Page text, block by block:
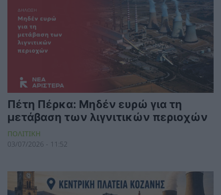
Πέτη Πέρκα: Μηδέν ευρώ για τη
μετάβαση των λιγνιτικών περιοχών
ΠΟΛΙΤΙΚΗ
03/07/2026 - 11:52